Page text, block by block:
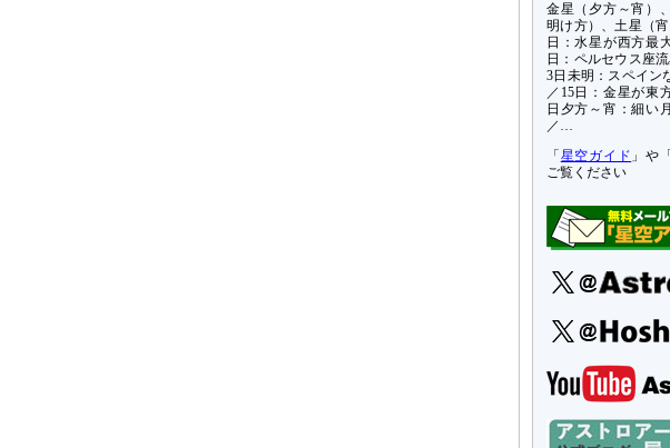
金星（夕方～宵）
明け方）、土星（
日：水星が西方最
日：ペルセウス座
3日未明：スペイン
／15日：金星が東
日夕方～宵：細い
／…
「 星空ガイド 」や
ご覧ください